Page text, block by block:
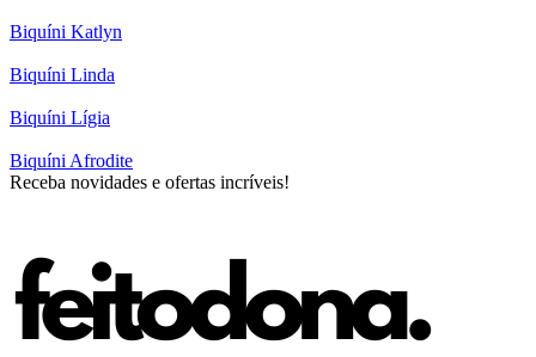
Biquíni Katlyn
Biquíni Linda
Biquíni Lígia
Biquíni Afrodite
Receba novidades e ofertas incríveis!